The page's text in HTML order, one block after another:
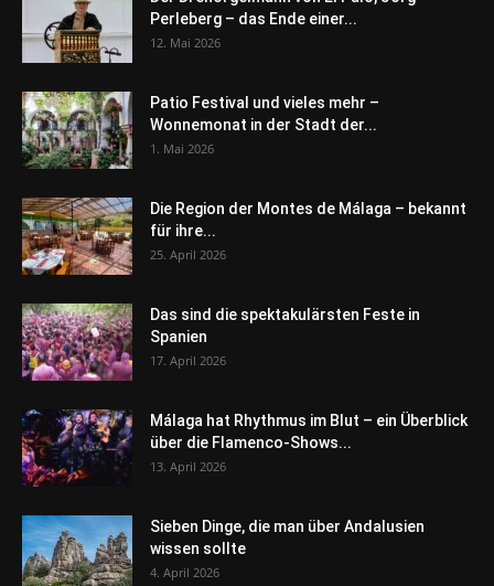
Perleberg – das Ende einer...
12. Mai 2026
Patio Festival und vieles mehr –
Wonnemonat in der Stadt der...
1. Mai 2026
Die Region der Montes de Málaga – bekannt
für ihre...
25. April 2026
Das sind die spektakulärsten Feste in
Spanien
17. April 2026
Málaga hat Rhythmus im Blut – ein Überblick
über die Flamenco-Shows...
13. April 2026
Sieben Dinge, die man über Andalusien
wissen sollte
4. April 2026